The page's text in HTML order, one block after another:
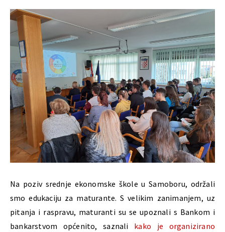
Na poziv srednje ekonomske škole u Samoboru, održali
smo edukaciju za maturante. S velikim zanimanjem, uz
pitanja i raspravu, maturanti su se upoznali s Bankom i
bankarstvom općenito, saznali kako je organizirano